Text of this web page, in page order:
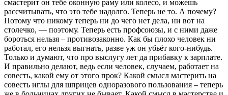
смастерит он тебе оконную раму или колесо, и можешь
рассчитывать, что это тебе надолго. Теперь не то. А почему?
Потому что никому теперь ни до чего нет дела, ни вот на
столечко, — поэтому. Теперь есть профсоюзы, и с ними даже
бороться нельзя – противозаконно. Как бы плохо человек ни
работал, его нельзя выгнать, разве уж он убьёт кого-нибудь.
Только и думают, что про выслугу лет да прибавку к зарплате.
И правильно делают, ведь если человек, случаем, работает на
совесть, какой ему от этого прок? Какой смысл мастерить на
совесть иглы для шприцев одноразового пользования – теперь